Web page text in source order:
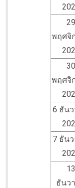
29
พฤศจิ
30
พฤศจิ
6 ธัน
7 ธัน
13
ธันว